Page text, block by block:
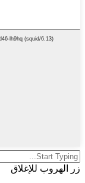
زر الهروب للإغلاق